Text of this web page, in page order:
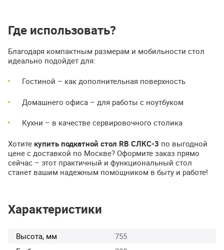
Где использовать?
Благодаря компактным размерам и мобильности стол
идеально подойдет для:
Гостиной – как дополнительная поверхность
Домашнего офиса – для работы с ноутбуком
Кухни – в качестве сервировочного столика
Хотите купить подкатной стол RB СЛКС-3 по выгодной
цене с доставкой по Москве? Оформите заказ прямо
сейчас – этот практичный и функциональный стол
станет вашим надежным помощником в быту и работе!
Характеристики
Высота, мм
755